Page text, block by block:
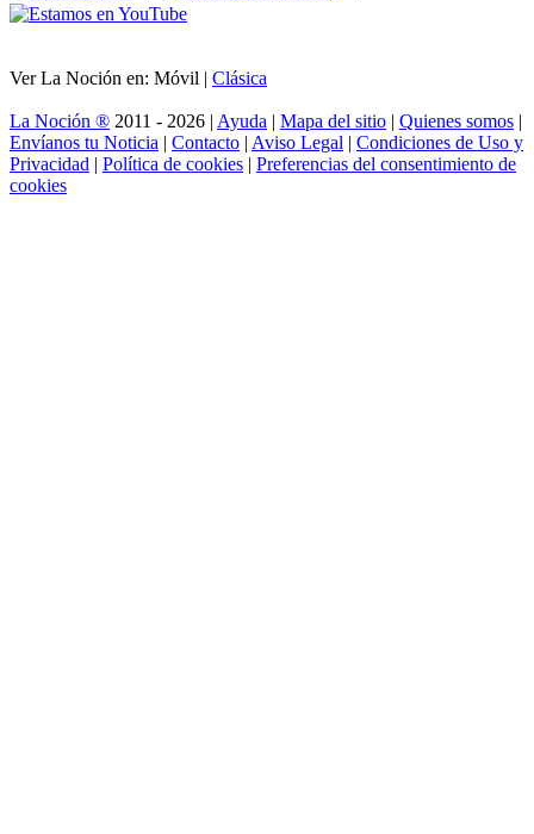
Ver La Noción en: Móvil | Clásica
La Noción ® 2011 - 2026 | Ayuda | Mapa del sitio | Quienes somos |
Envíanos tu Noticia | Contacto | Aviso Legal | Condiciones de Uso y
Privacidad | Política de cookies | Preferencias del consentimiento de
cookies